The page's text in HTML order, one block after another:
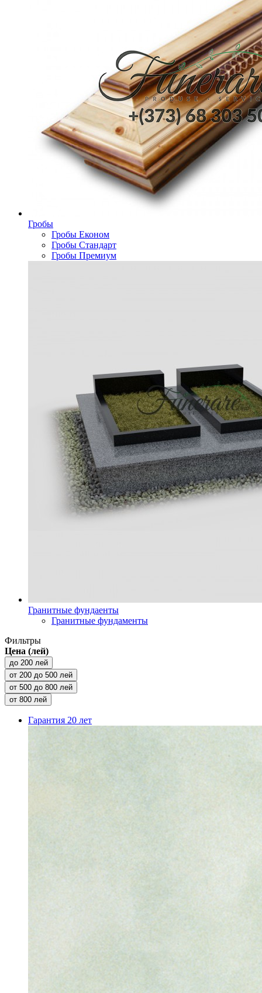
Гробы
Гробы Економ
Гробы Стандарт
Гробы Премиум
Гранитные фундаенты
Гранитные фундаменты
Фильтры
Цена (лей)
до 200 лей
от 200 до 500 лей
от 500 до 800 лей
от 800 лей
Гарантия 20 лет